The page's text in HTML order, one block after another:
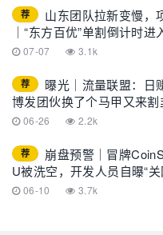
荐
山东团队拉新变慢，
｜“东方百优”单割倒计时进
07-07 3.1k
荐
曝光｜流量联盟：日
博发团伙换了个马甲又来割
06-26 2.2k
荐
崩盘预警｜冒牌
U被洗空，开发人员自曝“
钱早已不在账上
06-10 3.7k